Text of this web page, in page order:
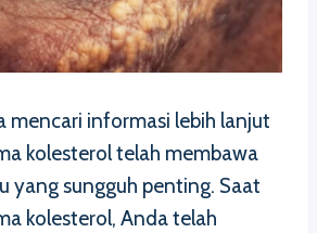
mencari informasi lebih lanjut
kolesterol telah membawa
yang sungguh penting. Saat
kolesterol, Anda telah